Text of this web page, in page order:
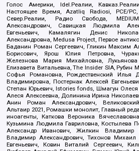
Голос Америки, Idel.Реалии,
Настоящее Время, Azatliq Radiosi, PCE/PC,
Север.Реалии, Радио Свобода,
Александрович, Савицкая Людмила
Евгеньевич, Камалягин Денис
Александровна, Medusa Project, Первое
Баданин Роман Сергеевич, Гликин Максим
Борисович, Ярош Юлия Петровна,
Железнова Мария Михайловна,
Елизавета Витальевна, The Insider SIA, Рубин
Софья Романовна, Рождественский Илья
Владимировна, Постернак Алексей
Степан Юрьевич, Istories fonds, Шмагун
Алеся Алексеевна, Долинина Ирина
Анин Роман Александрович,
Альтаир 2021, Ромашки монолит, Главный
иноагенты, Каткова Вероника
Кузьмина Людмила Гавриловна, Костылева
Александр Иванович, Жилкин Владимир
Владимир Александрович, Тихонов Михаил
Евгеньевич, Ковин Виталий Сергеевич,